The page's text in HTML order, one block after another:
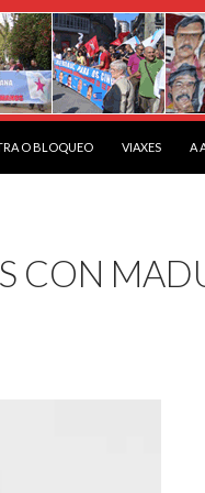
O BLOQUEO VIAXES A
CON